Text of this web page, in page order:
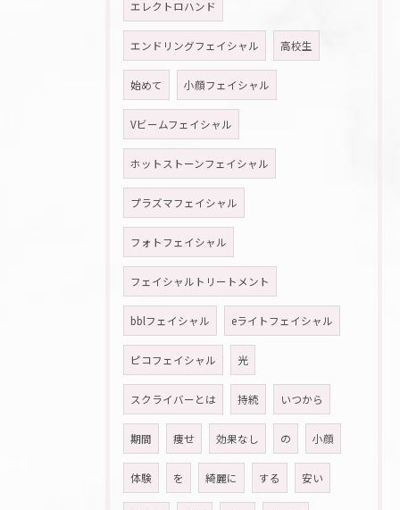
エレクトロハンド
エンドリングフェイシャル 高校生
始めて 小顔フェイシャル
Vビームフェイシャル
ホットストーンフェイシャル
プラズマフェイシャル
フォトフェイシャル
フェイシャルトリートメント
bblフェイシャル eライトフェイシャル
ピコフェイシャル 光
スクライバーとは 持続 いつから
期間 痩せ 効果なし の 小顔
体験 を 綺麗に する 安い